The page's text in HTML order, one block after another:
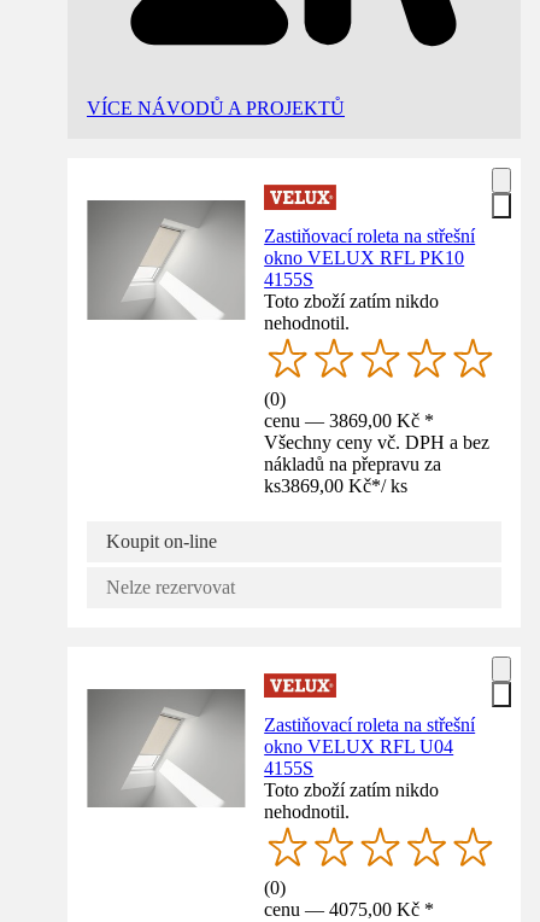
VÍCE NÁVODŮ A PROJEKTŮ
Zastiňovací roleta na střešní
okno VELUX RFL PK10
4155S
Toto zboží zatím nikdo
nehodnotil.
(0)
cenu — 3869,00 Kč *
Všechny ceny vč. DPH a bez
nákladů na přepravu za
ks3869,00 Kč*/ ks
Koupit on-line
Nelze rezervovat
Zastiňovací roleta na střešní
okno VELUX RFL U04
4155S
Toto zboží zatím nikdo
nehodnotil.
(0)
cenu — 4075,00 Kč *